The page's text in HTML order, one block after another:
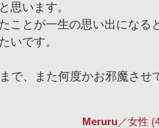
思います。
ことが一生の思い出になる
いです。
で、また何度かお邪魔させ
Meruru／女性